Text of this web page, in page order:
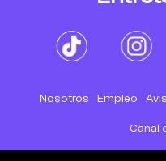
Nosotros Empleo
Canal